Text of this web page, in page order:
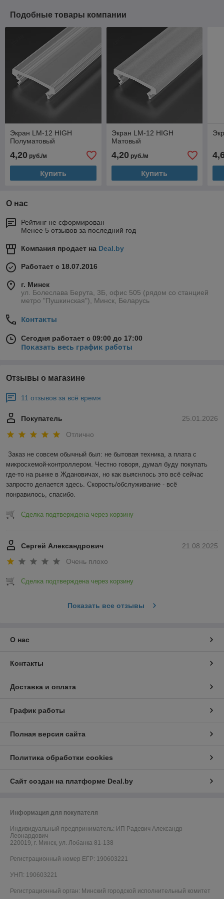
Подобные товары компании
Экран LM-12 HIGH
Полуматовый
4,20 руб./м
Купить
Экран LM-12 HIGH
Матовый
4,20руб./м
Купить
О нас
Рейтинг не сформирован
Менее 5 отзывов за последний год
Компания продает на Deal.by
Работает с 18.07.2016
г. Минск
ул. Болеслава Берута, 3Б, офис 505 (рядом со станцией
метро "Пушкинская"), Минск, Беларусь
Контакты
Сегодня работает с 09:00 до 17:00
Показать весь график работы
Отзывы о магазине
11 отзывов за всё время
25.01.2026
Покупатель
Отлично
Заказ не совсем обычный был: не бытовая техника, а плата с
микросхемой-контроллером. Честно говоря, думал буду покупать
где-то на рынке в Ждановичах, но как выяснлось это всё сейчас
запросто делается здесь. Скорость/обслуживание - всё
понравилось, спасибо.
Сделка подтверждена через корзину
21.08.2025
Сергей Александрович
Очень плохо
Сделка подтверждена через корзину
Показать все отзывы
О нас
Контакты
Доставка и оплата
График работы
Полная версия сайта
Политика обработки cookies
Сайт создан на платформе Deal.by
Информация для покупателя
Индивидуальный предприниматель: ИП Радевич Александр
Леонардович
220019, г. Минск, ул. Лобанка 81-138
Регистрационный номер ЕГР: 190603221
УНП: 190603221
Регистрационный орган: Минский городской исполнительный комитет